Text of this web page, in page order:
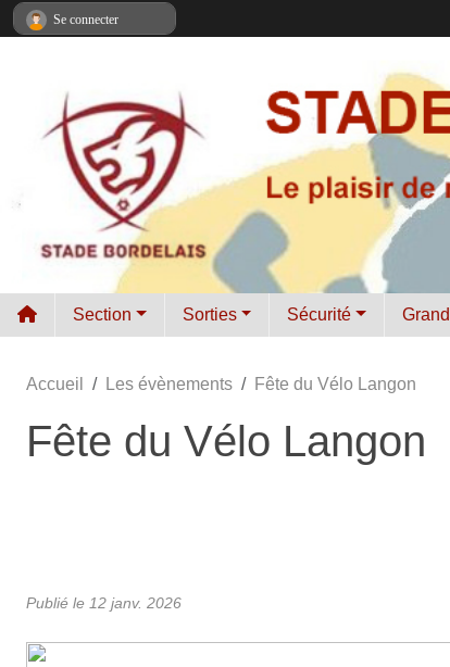
Section Sorties Sécurité
Accueil Les évènements Fête du Vélo Langon
Fête du Vélo Langon
Publié le 12 janv. 2026
Se connecter
Panneau de gestion des cookies